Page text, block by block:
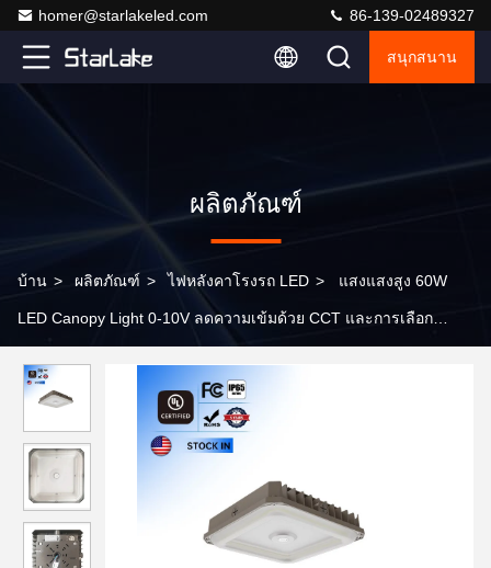
homer@starlakeled.com 86-139-02489327
สนุกสนาน
ผลิตภัณฑ์
บ้าน > ผลิตภัณฑ์ > ไฟหลังคาโรงรถ LED > แสงแสงสูง 60W
LED Canopy Light 0-10V ลดความเข้มด้วย CCT และการเลือก